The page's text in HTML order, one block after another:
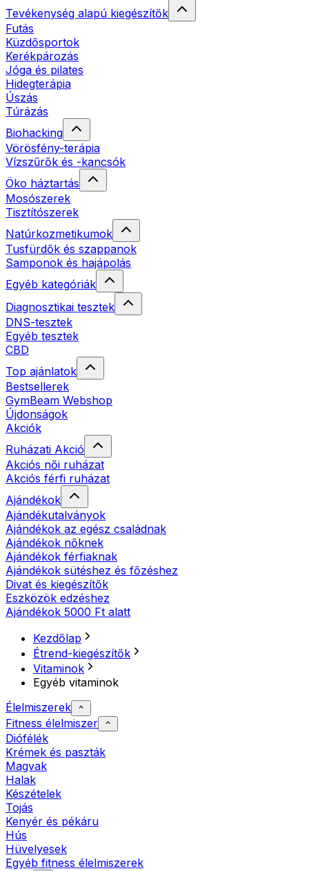
Tevékenység alapú kiegészítők
Futás
Küzdősportok
Kerékpározás
Jóga és pilates
Hidegterápia
Úszás
Túrázás
Biohacking
Vörösfény-terápia
Vízszűrők és -kancsók
Öko háztartás
Mosószerek
Tisztítószerek
Natúrkozmetikumok
Tusfürdők és szappanok
Samponok és hajápolás
Egyéb kategóriák
Diagnosztikai tesztek
DNS-tesztek
Egyéb tesztek
CBD
Top ajánlatok
Bestsellerek
GymBeam Webshop
Újdonságok
Akciók
Ruházati Akció
Akciós női ruházat
Akciós férfi ruházat
Ajándékok
Ajándékutalványok
Ajándékok az egész családnak
Ajándékok nőknek
Ajándékok férfiaknak
Ajándékok sütéshez és főzéshez
Divat és kiegészítők
Eszközök edzéshez
Ajándékok 5000 Ft alatt
Kezdőlap
Étrend-kiegészítők
Vitaminok
Egyéb vitaminok
Élelmiszerek
Fitness élelmiszer
Diófélék
Krémek és paszták
Magvak
Halak
Készételek
Tojás
Kenyér és pékáru
Hús
Hüvelyesek
Egyéb fitness élelmiszerek